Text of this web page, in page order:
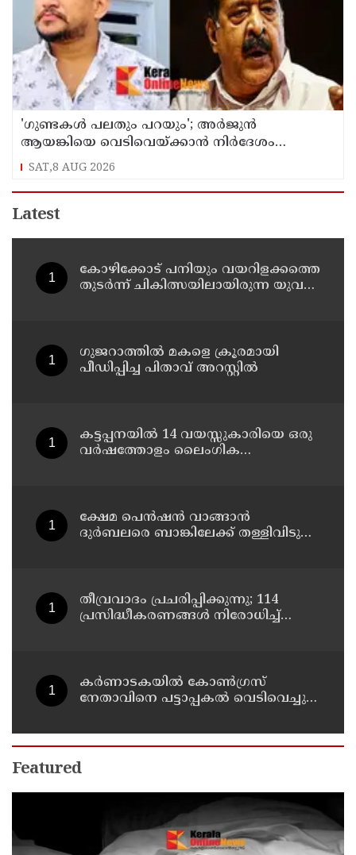
'ഗുണ്ടകൾ പലതും പറയും'; അർജുൻ
ആയങ്കിയെ വെടിവെയ്ക്കാൻ നിർദേശം
നൽകിയിട്ടില്ലെന്ന് രമേശ് ചെന്നിത്തല
SAT,8 AUG 2026
Latest
കോഴിക്കോട് പനിയും വയറിളക്കത്തെ
തുടര്‍ന്ന് ചികിത്സയിലായിരുന്ന യുവതി
ഗുജറാത്തില്‍ മകളെ ക്രൂരമായി
പീഡിപ്പിച്ച പിതാവ് അറസ്റ്റില്‍
കട്ടപ്പനയില്‍ 14 വയസ്സുകാരിയെ ഒരു
വര്‍ഷത്തോളം ലൈംഗിക
ക്ഷേമ പെന്‍ഷന്‍ വാങ്ങാന്‍
ദുര്‍ബലരെ ബാങ്കിലേക്ക് തള്ളിവിടുന്ന
ദുരിതത്തിലാക്കണോ?
തീവ്രവാദം പ്രചരിപ്പിക്കുന്നു; 114
പ്രസിദ്ധീകരണങ്ങൾ നിരോധിച്ച്
കർണാടകയിൽ കോൺഗ്രസ്
നേതാവിനെ പട്ടാപ്പകൽ വെടിവെച്ചു
Featured